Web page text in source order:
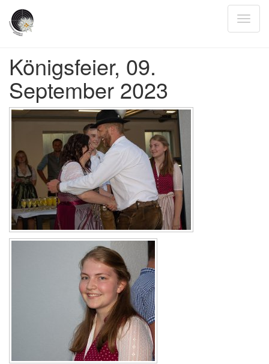
Königsfeier, 09.
September 2023